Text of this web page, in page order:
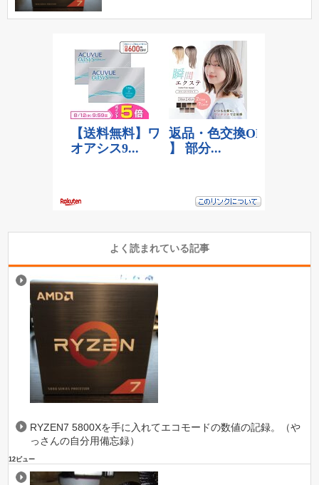
よく読まれている記事
RYZEN7 5800Xを手に入れてエコモードの数値の記録。（や
っさんの自分用備忘録）
12ビュー